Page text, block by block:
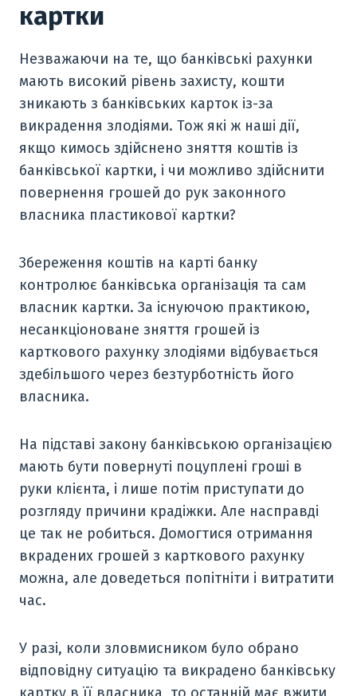
картки
Незважаючи на те, що банківські рахунки
мають високий рівень захисту, кошти
зникають з банківських карток із-за
викрадення злодіями. Тож які ж наші дії,
якщо кимось здійснено зняття коштів із
банківської картки, і чи можливо здійснити
повернення грошей до рук законного
власника пластикової картки?
Збереження коштів на карті банку
контролює банківська організація та сам
власник картки. За існуючою практикою,
несанкціоноване зняття грошей із
карткового рахунку злодіями відбувається
здебільшого через безтурботність його
власника.
На підставі закону банківською організацією
мають бути повернуті поцуплені гроші в
руки клієнта, і лише потім приступати до
розгляду причини крадіжки. Але насправді
це так не робиться. Домогтися отримання
вкрадених грошей з карткового рахунку
можна, але доведеться попітніти і витратити
час.
У разі, коли зловмисником було обрано
відповідну ситуацію та викрадено банківську